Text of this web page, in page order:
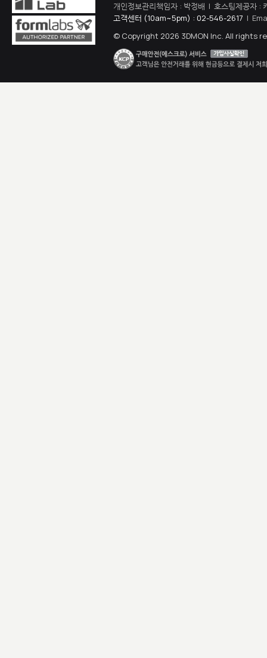
개인정보관리책임자 : 박정배 | 호스팅제공자 :
고객센터 (10am~5pm) : 02-546-2617 |
© Copyright 2026 3DMON Inc. All rights